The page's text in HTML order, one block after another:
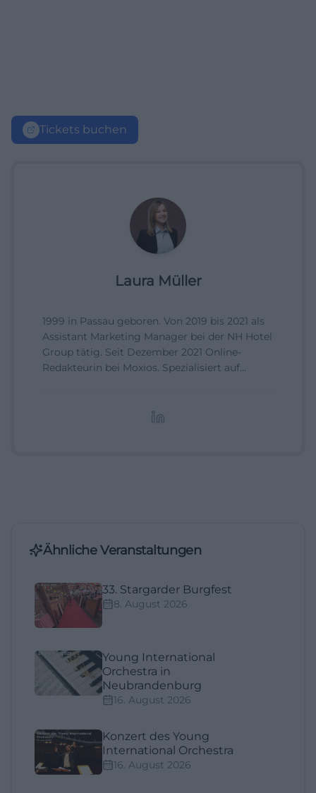
Tickets buchen
Laura Müller
1999 in Passau geboren. Von 2019 bis 2021 als
Assistant Marketing Manager bei der NH Hotel
Group tätig. Seit Dezember 2021 Online-
Redakteurin bei Moxios. Spezialisiert auf
Ähnliche Veranstaltungen
33. Stargarder Burgfest
8. August 2026
Young International
Orchestra in
Neubrandenburg
16. August 2026
Konzert des Young
International Orchestra
16. August 2026